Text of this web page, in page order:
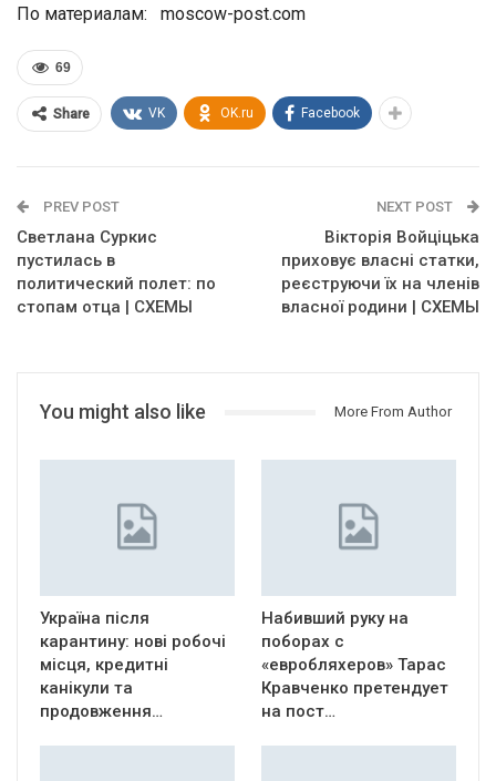
По материалам: moscow-post.com
69
Share VK OK.ru Facebook
PREV POST
Светлана Суркис
пустилась в
политический полет: по
стопам отца | СХЕМЫ
NEXT POST
Вікторія Войціцька
приховує власні статки,
реєструючи їх на членів
власної родини | СХЕМЫ
You might also like More From Author
Україна після
карантину: нові робочі
місця, кредитні
канікули та
продовження…
Набивший руку на
поборах с
«евробляхеров» Тарас
Кравченко претендует
на пост…